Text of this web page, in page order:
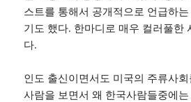
스트를 통해서 공개적으로 언급하
기도 했다. 한마디로 매우 컬러풀한
다.
인도 출신이면서도 미국의 주류사
사람을 보면서 왜 한국사람들중에